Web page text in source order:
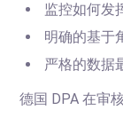
监控如何发
明确的基于
严格的数据
德国 DPA 在审